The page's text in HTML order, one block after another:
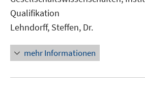
öffnen
Qualifikation
Lehndorff, Steffen, Dr.
mehr Informationen